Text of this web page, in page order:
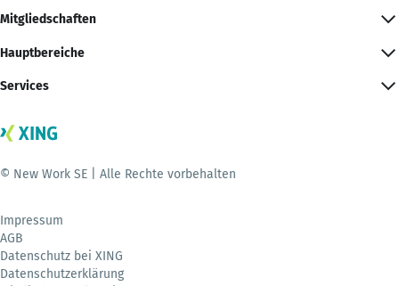
Mitgliedschaften
Hauptbereiche
Services
© New Work SE | Alle Rechte vorbehalten
Impressum
AGB
Datenschutz bei XING
Datenschutzerklärung